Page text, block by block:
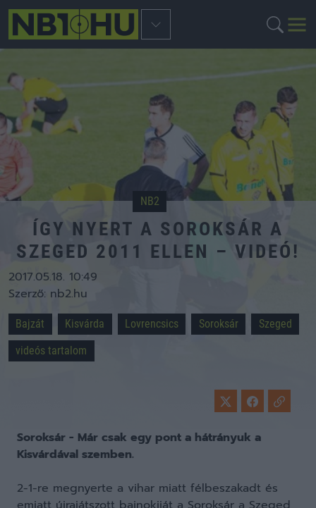
NB2
ÍGY NYERT A SOROKSÁR A
SZEGED 2011 ELLEN – VIDEÓ!
2017.05.18. 10:49
Szerző: nb2.hu
Bajzát Kisvárda Lovrencsics Soroksár
Szeged
videós tartalom
Soroksár - Már csak egy pont a hátrányuk a
Kisvárdával szemben.
2-1-re megnyerte a vihar miatt félbeszakadt és